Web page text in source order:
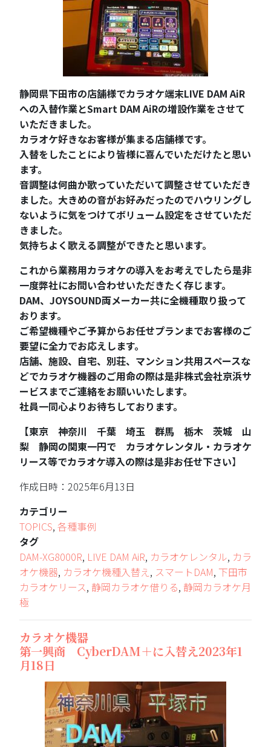
静岡県下田市の店舗様でカラオケ端末LIVE DAM AiR
への入替作業とSmart DAM AiRの増設作業をさせて
いただきました。
カラオケ好きなお客様が集まる店舗様です。
入替をしたことにより皆様に喜んでいただけたと思い
ます。
音調整は何曲か歌っていただいて調整させていただき
ました。大きめの音がお好みだったのでハウリングし
ないように気をつけてボリューム設定をさせていただ
きました。
気持ちよく歌える調整ができたと思います。
これから業務用カラオケの導入をお考えでしたら是非
一度弊社にお問い合わせいただきたく存じます。
DAM、JOYSOUND両メーカー共に全機種取り扱って
おります。
ご希望機種やご予算からお任せプランまでお客様のご
要望に全力でお応えします。
店舗、施設、自宅、別荘、マンション共用スペースな
どでカラオケ機器のご用命の際は是非株式会社京浜サ
ービスまでご連絡をお願いいたします。
社員一同心よりお待ちしております。
【東京 神奈川 千葉 埼玉 群馬 栃木 茨城 山
梨 静岡の関東一円で カラオケレンタル・カラオケ
リース等でカラオケ導入の際は是非お任せ下さい】
作成日時：2025年6月13日
カテゴリー
TOPICS, 各種事例
タグ
DAM-XG8000R, LIVE DAM AiR, カラオケレンタル, カラ
オケ機器, カラオケ機種入替え, スマートDAM, 下田市
カラオケリース, 静岡カラオケ借りる, 静岡カラオケ月
極
カラオケ機器
第一興商 CyberDAM＋に入替え2023年1
月18日